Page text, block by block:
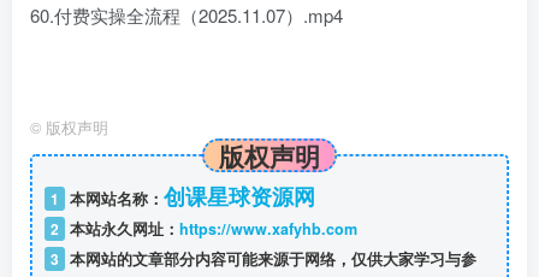
60.付费实操全流程（2025.11.07）.mp4
© 版权声明
版权声明
1 本网站名称： 创课星球资源网
2 本站永久网址： https://www.xafyhb.com
3 本网站的文章部分内容可能来源于网络，仅供大家学习与参